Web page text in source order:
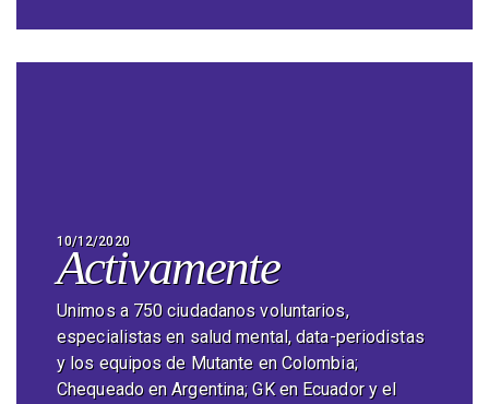
10/12/2020
Activamente
Unimos a 750 ciudadanos voluntarios,
especialistas en salud mental, data-periodistas
y los equipos de Mutante en Colombia;
Chequeado en Argentina; GK en Ecuador y el